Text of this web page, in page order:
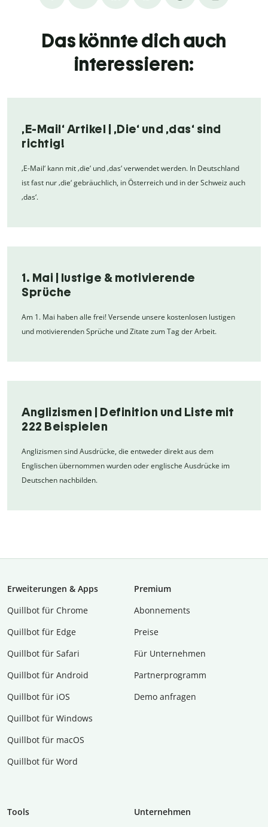
Das könnte dich auch
interessieren:
‚E-Mail‘ Artikel | ‚Die‘ und ‚das‘ sind
richtig!
‚E-Mail‘ kann mit ‚die‘ und ‚das‘ verwendet werden. In Deutschland
ist fast nur ‚die‘ gebräuchlich, in Österreich und in der Schweiz auch
‚das‘.
1. Mai | lustige & motivierende
Sprüche
Am 1. Mai haben alle frei! Versende unsere kostenlosen lustigen
und motivierenden Sprüche und Zitate zum Tag der Arbeit.
Anglizismen | Definition und Liste mit
222 Beispielen
Anglizismen sind Ausdrücke, die entweder direkt aus dem
Englischen übernommen wurden oder englische Ausdrücke im
Deutschen nachbilden.
Erweiterungen & Apps
Quillbot für Chrome
Quillbot für Edge
Quillbot für Safari
Quillbot für Android
Quillbot für iOS
Quillbot für Windows
Quillbot für macOS
Quillbot für Word
Premium
Abon­ne­ments
Preise
Für Unternehmen
Partnerprogramm
Demo anfragen
Tools
Unternehmen